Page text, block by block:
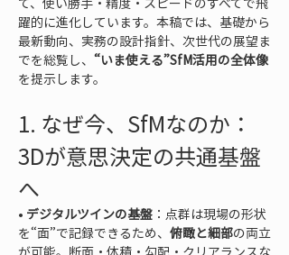
躍的に進化しています。本稿では、基礎から
最新動向、実務の設計指針、次世代の展望ま
でを総覧し、 “いま使える”SfM活用の全体像
を提示します。
1. なぜ今、SfMなのか：
3Dが意思決定の共通基盤
へ
• デジタルツインの基盤 ：点群は現場の形状
を“面”で記録できるため、 俯瞰と細部の両立
が可能。断面・体積・勾配・クリアランスな